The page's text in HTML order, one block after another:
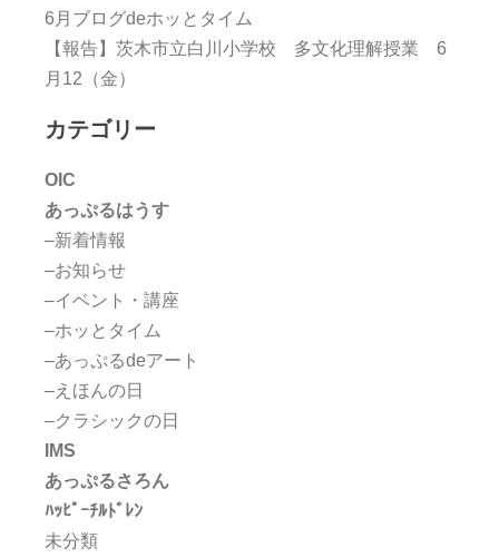
6月ブログdeホッとタイム
【報告】茨木市立白川小学校 多文化理解授業 6
月12（金）
カテゴリー
OIC
あっぷるはうす
–新着情報
–お知らせ
–イベント・講座
–ホッとタイム
–あっぷるdeアート
–えほんの日
–クラシックの日
IMS
あっぷるさろん
ﾊｯﾋﾟｰﾁﾙﾄﾞﾚﾝ
未分類